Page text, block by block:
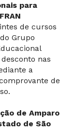
para
de cursos
Grupo
nas
a
de
de Amparo
de São